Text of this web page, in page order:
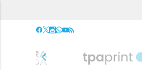
chevron_left